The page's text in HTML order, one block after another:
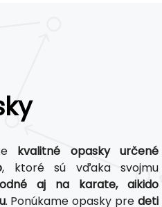
kvalitné opasky určené
, ktoré sú vďaka svojmu
aj na karate, aikido
. Ponúkame opasky predeti